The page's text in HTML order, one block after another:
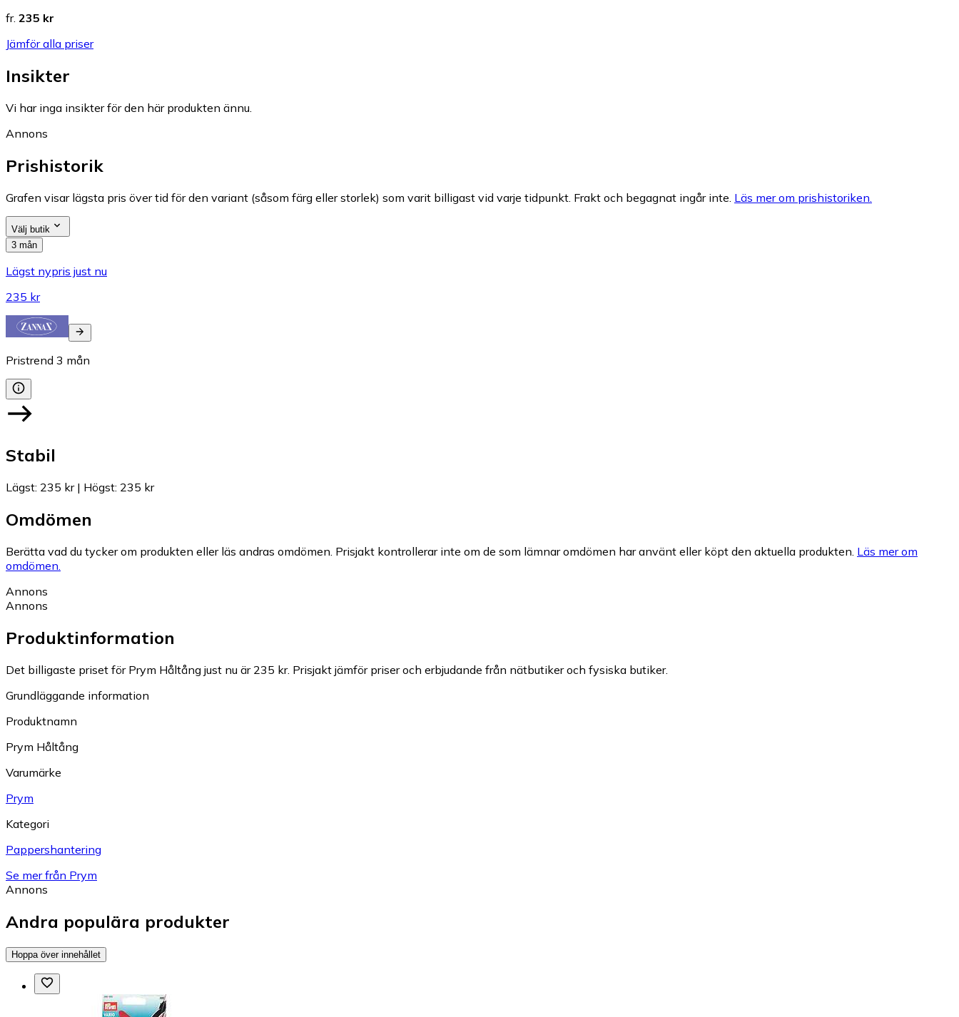
fr. 235 kr
Jämför alla priser
Insikter
Vi har inga insikter för den här produkten ännu.
Annons
Prishistorik
Grafen visar lägsta pris över tid för den variant (såsom färg eller storlek) som varit billigast vid varje tidpunkt. Frakt och begagnat ingår inte. Läs mer om prishistoriken.
Välj butik
3 mån
Lägst nypris just nu
235 kr
Pristrend 3 mån
Stabil
Lägst: 235 kr| Högst: 235 kr
Omdömen
Berätta vad du tycker om produkten eller läs andras omdömen. Prisjakt kontrollerar inte om de som lämnar omdömen har använt eller köpt den aktuella produkten. Läs mer om
omdömen.
Annons
Annons
Produktinformation
Det billigaste priset för Prym Håltång just nu är 235 kr. Prisjakt jämför priser och erbjudande från nätbutiker och fysiska butiker.
Grundläggande information
Produktnamn
Prym Håltång
Varumärke
Prym
Kategori
Pappershantering
Se mer från Prym
Annons
Andra populära produkter
Hoppa över innehållet